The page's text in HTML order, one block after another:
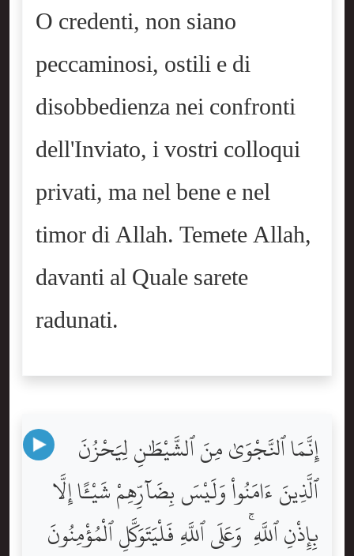
O credenti, non siano
peccaminosi, ostili e di
disobbedienza nei confronti
dell'Inviato, i vostri colloqui
privati, ma nel bene e nel
timor di Allah. Temete Allah,
davanti al Quale sarete
radunati.
إِنَّمَا ٱلنَّجْوَىٰ مِنَ ٱلشَّيْطَٰنِ لِيَحْزُنَ
ٱلَّذِينَ ءَامَنُواْ وَلَيْسَ بِضَآرِّهِمْ شَيْـًٔا إِلَّا
بِإِذْنِ ٱللَّهِ ۚ وَعَلَى ٱللَّهِ فَلْيَتَوَكَّلِ ٱلْمُؤْمِنُونَ